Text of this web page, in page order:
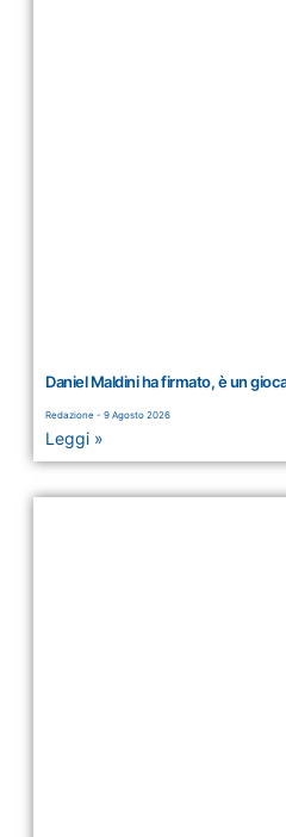
Daniel Maldini ha firmato, è un
Redazione 9 Agosto 2026
Leggi »